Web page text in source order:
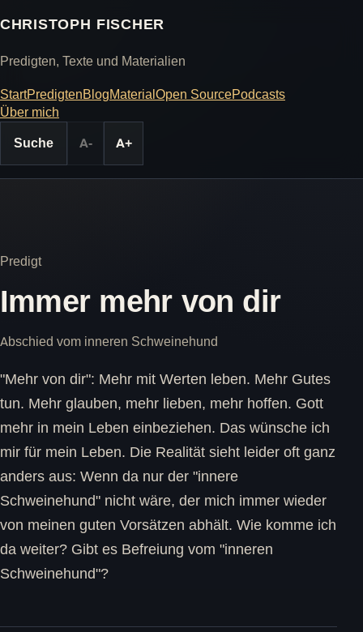
CHRISTOPH FISCHER
Predigten, Texte und Materialien
StartPredigtenBlogMaterialOpen SourcePodcasts
Über mich
Suche
A- A+
Predigt
Immer mehr von dir
Abschied vom inneren Schweinehund
"Mehr von dir": Mehr mit Werten leben. Mehr Gutes
tun. Mehr glauben, mehr lieben, mehr hoffen. Gott
mehr in mein Leben einbeziehen. Das wünsche ich
mir für mein Leben. Die Realität sieht leider oft ganz
anders aus: Wenn da nur der "innere
Schweinehund" nicht wäre, der mich immer wieder
von meinen guten Vorsätzen abhält. Wie komme ich
da weiter? Gibt es Befreiung vom "inneren
Schweinehund"?